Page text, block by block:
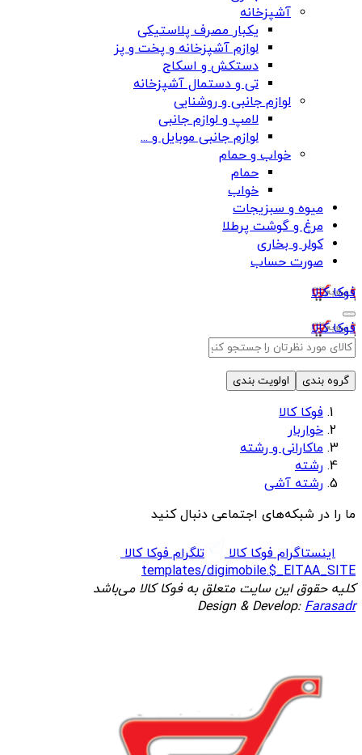
آشپزخانه
یکبار مصرف پلاستیکی
لوازم آشپزخانه و پخت و پز
دستکش و اسکاج
تی و دستمال آشپزخانه
لوازم جانبی و روشنایی
لامپ و لوازم جانبی
لوازم جانبی موبایل و ...
خواب و حمام
حمام
خواب
میوه و سبزیجات
مرغ و گوشت پرطلا
کولر و بخاری
صورت حساب
فوکا کالا
فوکا کالا
گروه بندی اولویت بندی
فوکا کالا
خواربار
ماکارانی و رشته
رشته
رشته آشی
ما را در شبکه‌های اجتماعی دنبال کنید
اینستاگرام فوکا کالا
تلگرام فوکا کالا
templates/digimobile.$_EITAA_SITE
کلیه حقوق این سایت متعلق به فوکا کالا می‌باشد
Design & Develop:Farasadr